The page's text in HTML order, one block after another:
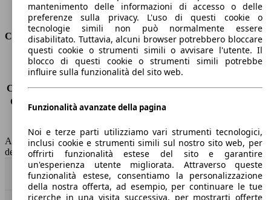
Volume del bagagliaio
1246 - 1941 l
Consumi
Emissioni di CO2*
263 g/km (komb.)
Consumo (urbano)
14.2 l/100km
Consumo (extra-urbano) 9.3 l/100km
Consumo (combinato)*
11.5 l/100km
Capacità del serbatoio
100 l
AutoScout24 non si assume alcuna responsabilità per la correttezza
dei dati.
Torna su
mantenimento delle informazioni di accesso o delle
preferenze sulla privacy. L'uso di questi cookie o
tecnologie simili non può normalmente essere
disabilitato. Tuttavia, alcuni browser potrebbero bloccare
questi cookie o strumenti simili o avvisare l'utente. Il
blocco di questi cookie o strumenti simili potrebbe
influire sulla funzionalità del sito web.
Funzionalità avanzate della pagina
Noi e terze parti utilizziamo vari strumenti tecnologici,
inclusi cookie e strumenti simili sul nostro sito web, per
offrirti funzionalità estese del sito e garantire
un'esperienza utente migliorata. Attraverso queste
funzionalità estese, consentiamo la personalizzazione
della nostra offerta, ad esempio, per continuare le tue
ricerche in una visita successiva, per mostrarti offerte